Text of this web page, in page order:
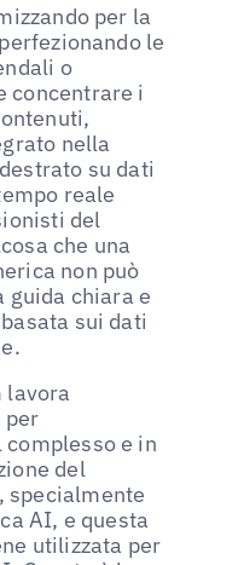
per la
le
o
concentrare i
nella
su dati
reale
del
che una
non può
guida chiara e
sui dati
lavora
per
e in
del
specialmente
AI, e questa
utilizzata per